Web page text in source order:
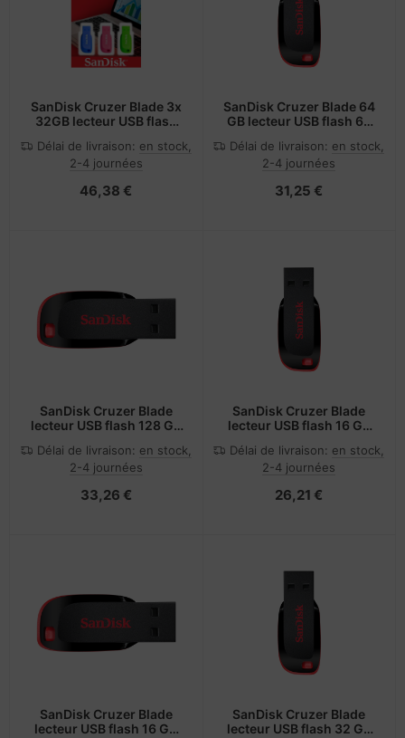
SanDisk Cruzer Blade 3x
32GB lecteur USB flash
Bleu, Vert, Rose
Délai de livraison: en stock,
2-4 journées
46,38 €
SanDisk Cruzer Blade 64
GB lecteur USB flash 64
Délai de livraison: en stock,
2-4 journées
31,25 €
SanDisk Cruzer Blade
lecteur USB flash 128 Go
Rouge
Délai de livraison: en stock,
2-4 journées
33,26 €
SanDisk Cruzer Blade
lecteur USB flash 16 Go
Délai de livraison: en stock,
2-4 journées
26,21 €
SanDisk Cruzer Blade
lecteur USB flash 16 Go
SanDisk Cruzer Blade
lecteur USB flash 32 Go